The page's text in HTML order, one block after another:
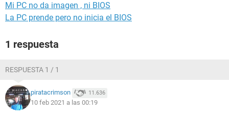
Mi PC no da imagen , ni BIOS
La PC prende pero no inicia el BIOS
1 respuesta
RESPUESTA 1 / 1
piratacrimson 11.636
10 feb 2021 a las 00:19